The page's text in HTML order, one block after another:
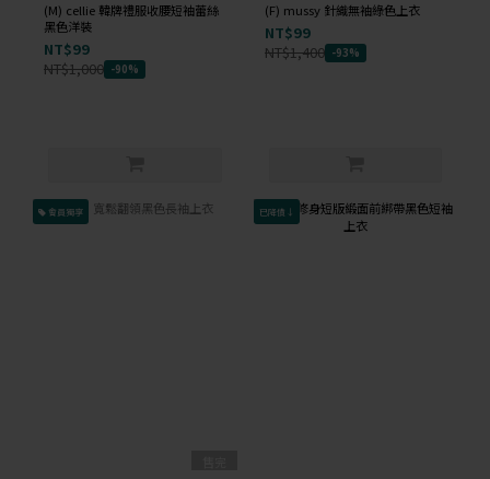
(M) cellie 韓牌禮服收腰短袖蕾絲
黑色洋裝
NT$99
NT$1,000 -90%
(F) mussy 針織無袖綠色上衣
NT$99
NT$1,400 -93%
會員獨享 已降價↓